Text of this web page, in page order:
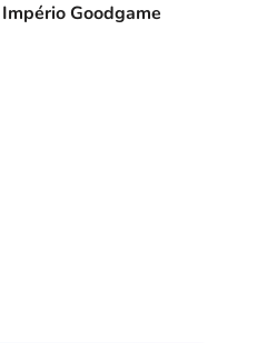
Império Goodgame